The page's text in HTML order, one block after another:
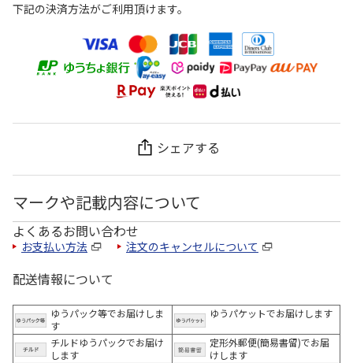
下記の決済方法がご利用頂けます。
シェアする
マークや記載内容について
よくあるお問い合わせ
お支払い方法 注文のキャンセルについて
配送情報について
ゆうパック等でお届けしま
す
ゆうパケットでお届けします
チルドゆうパックでお届け
します
定形外郵便(簡易書留)でお届
けします